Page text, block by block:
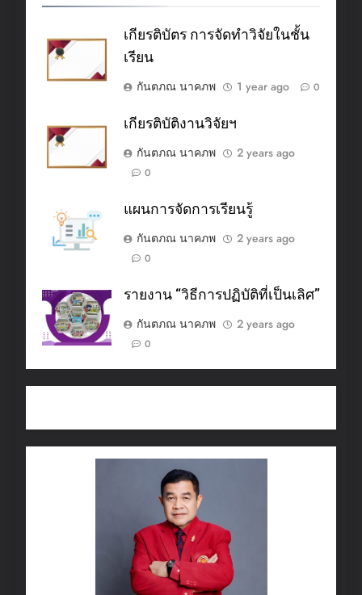
เกียรติบัตร การจัดทำวิจัยในชั้น
เรียน
กันตภณ นาคภพ
1 year ago 0
เกียรติบัติงานวิจัยฯ
กันตภณ นาคภพ
2 years ago
0
แผนการจัดการเรียนรู้
กันตภณ นาคภพ
2 years ago
0
รายงาน “วิธีการปฏิบัติที่เป็นเลิศ”
กันตภณ นาคภพ
2 years ago
0